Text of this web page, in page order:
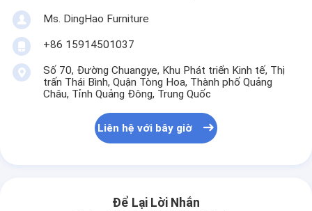
Ms. DingHao Furniture
+86 15914501037
Số 70, Đường Chuangye, Khu Phát triển Kinh tế, Thị
trấn Thái Bình, Quận Tòng Hoa, Thành phố Quảng
Châu, Tỉnh Quảng Đông, Trung Quốc
Liên hệ với bây giờ
Để Lại Lời Nhắn